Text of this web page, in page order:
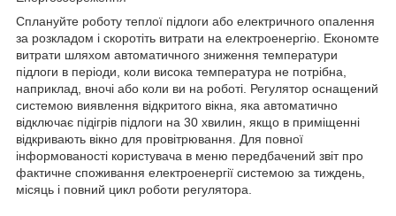
Сплануйте роботу теплої підлоги або електричного опалення
за розкладом і скоротіть витрати на електроенергію. Економте
витрати шляхом автоматичного зниження температури
підлоги в періоди, коли висока температура не потрібна,
наприклад, вночі або коли ви на роботі. Регулятор оснащений
системою виявлення відкритого вікна, яка автоматично
відключає підігрів підлоги на 30 хвилин, якщо в приміщенні
відкривають вікно для провітрювання. Для повної
інформованості користувача в меню передбачений звіт про
фактичне споживання електроенергії системою за тиждень,
місяць і повний цикл роботи регулятора.